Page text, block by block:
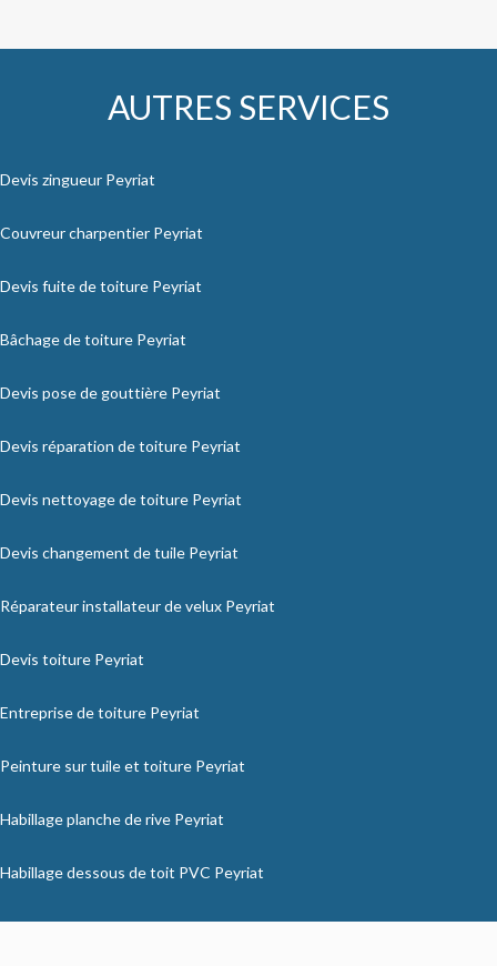
AUTRES SERVICES
Devis zingueur Peyriat
Couvreur charpentier Peyriat
Devis fuite de toiture Peyriat
Bâchage de toiture Peyriat
Devis pose de gouttière Peyriat
Devis réparation de toiture Peyriat
Devis nettoyage de toiture Peyriat
Devis changement de tuile Peyriat
Réparateur installateur de velux Peyriat
Devis toiture Peyriat
Entreprise de toiture Peyriat
Peinture sur tuile et toiture Peyriat
Habillage planche de rive Peyriat
Habillage dessous de toit PVC Peyriat